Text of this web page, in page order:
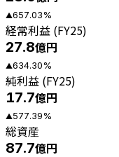
▲657.03%
経常利益 (FY25)
27.8億円
▲634.30%
純利益 (FY25)
17.7億円
▲577.39%
総資産
87.7億円